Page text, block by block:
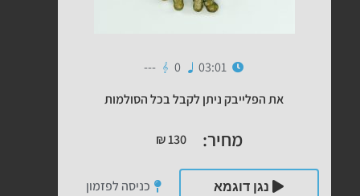
03:01
0
---
את הפלייבק ניתן לקבל בכל הסולמות
מחיר: ₪130
נגן דוגמא כניסה לפזמון